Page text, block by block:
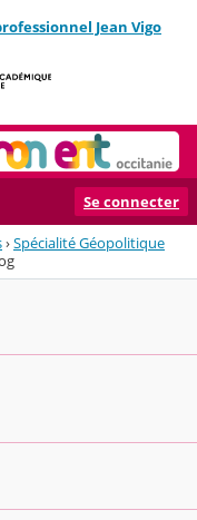
Jean Vigo
Se connecter
›Spécialité Géopolitique